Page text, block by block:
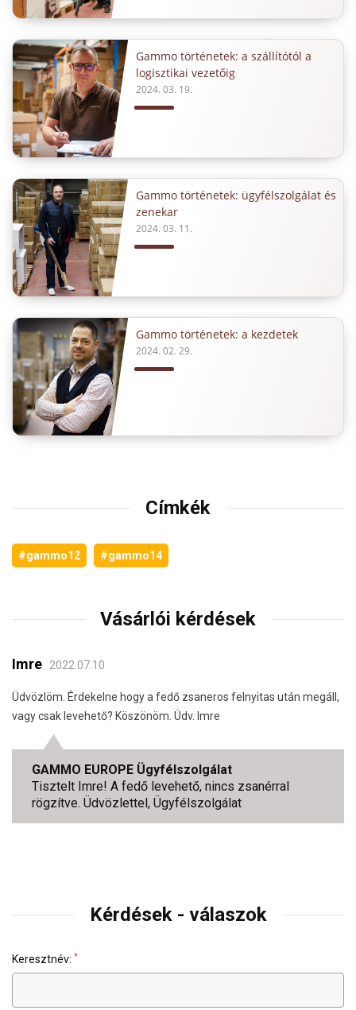
Gammo történetek: a szállítótól a
logisztikai vezetőig
2024. 03. 19.
Gammo történetek: ügyfélszolgálat és
zenekar
2024. 03. 11.
Gammo történetek: a kezdetek
2024. 02. 29.
Címkék
#gammo12 #gammo14
Vásárlói kérdések
Imre 2022.07.10
Üdvözlöm. Érdekelne hogy a fedő zsaneros felnyitas után megáll,
vagy csak levehető? Köszönöm. Üdv. Imre
GAMMO EUROPE Ügyfélszolgálat
Tisztelt Imre! A fedő levehető, nincs zsanérral
rögzítve. Üdvözlettel, Ügyfélszolgálat
Kérdések - válaszok
Keresztnév: *